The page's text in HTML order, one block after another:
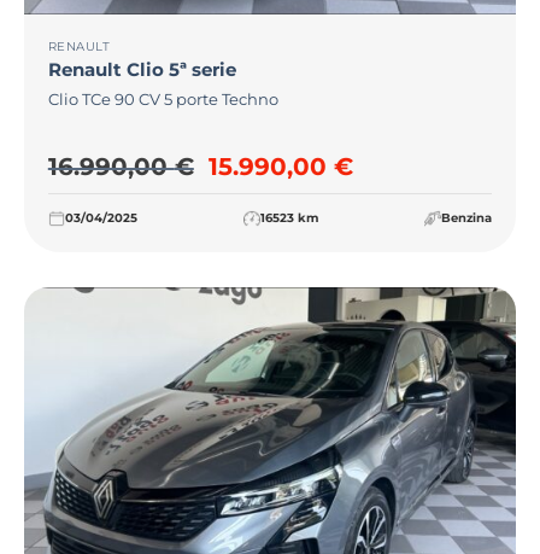
RENAULT
Renault Clio 5ª serie
Clio TCe 90 CV 5 porte Techno
16.990,00€ Il prezzo originale era:
15.990,00 €Il prezzo
03/04/2025 16523 km Benzina